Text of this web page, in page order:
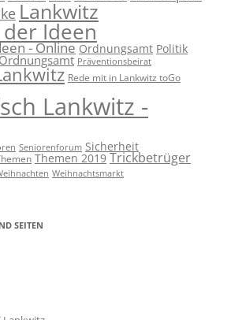
Lankwitz
Ideen
- Online Ordnungsamt Politik
Präventionsbeirat
Rede mit in Lankwitz toGo
Lankwitz -
Seniorenforum Sicherheit
Themen 2019 Trickbetrüger
Weihnachtsmarkt
SEITEN